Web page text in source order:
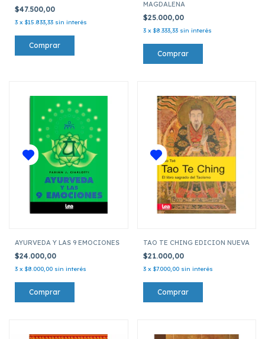
$47.500,00
3 x $15.833,33 sin interés
MAGDALENA
$25.000,00
3 x $8.333,33 sin interés
AYURVEDA Y LAS 9 EMOCIONES
$24.000,00
3 x $8.000,00 sin interés
TAO TE CHING EDICION NUEVA
$21.000,00
3 x $7.000,00 sin interés